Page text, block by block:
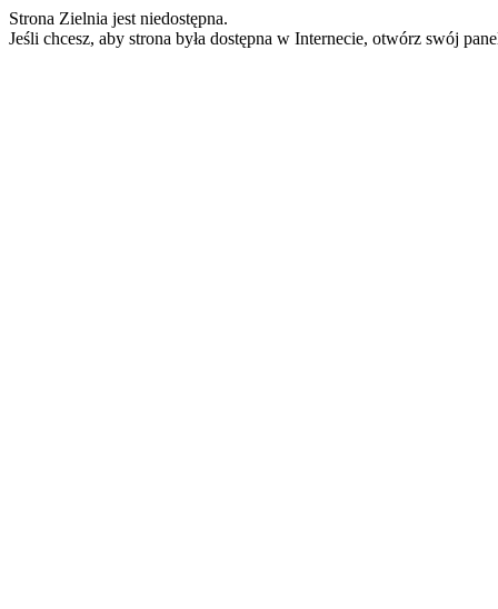
Strona Zielnia jest niedostępna.
Jeśli chcesz, aby strona była dostępna w Internecie, otwórz swój